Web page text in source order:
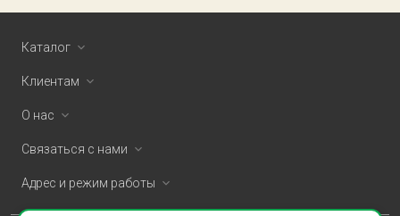
Каталог
Клиентам
О нас
Связаться с нами
Адрес и режим работы